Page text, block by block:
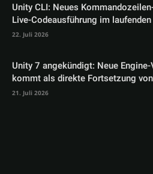
Unity CLI: Neues
Live-Codeausführung im
22. Juli 2026
Unity 7 angekündigt: Neue
kommt als direkte Fortsetzung
21. Juli 2026